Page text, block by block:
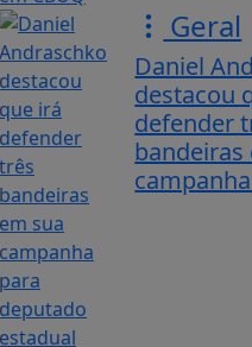
Geral
Daniel
destacou
defender
bandeiras